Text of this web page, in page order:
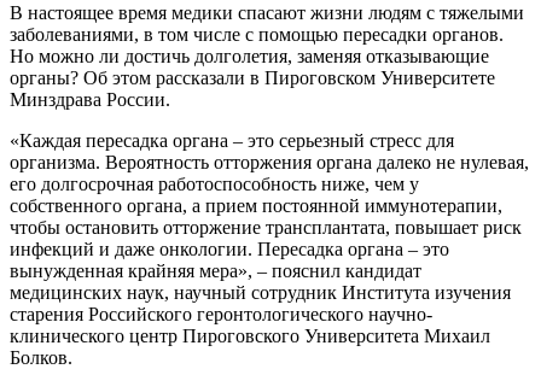
В настоящее время медики спасают жизни людям с тяжелыми
заболеваниями, в том числе с помощью пересадки органов.
Но можно ли достичь долголетия, заменяя отказывающие
органы? Об этом рассказали в Пироговском Университете
Минздрава России.
«Каждая пересадка органа – это серьезный стресс для
организма. Вероятность отторжения органа далеко не нулевая,
его долгосрочная работоспособность ниже, чем у
собственного органа, а прием постоянной иммунотерапии,
чтобы остановить отторжение трансплантата, повышает риск
инфекций и даже онкологии. Пересадка органа – это
вынужденная крайняя мера», – пояснил кандидат
медицинских наук, научный сотрудник Института изучения
старения Российского геронтологического научно-
клинического центр Пироговского Университета Михаил
Болков.